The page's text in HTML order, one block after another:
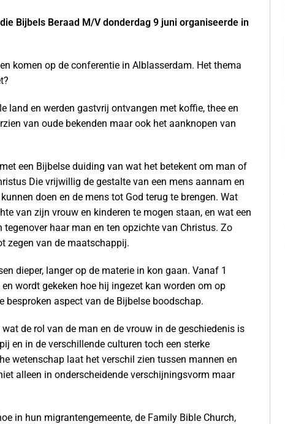
Bijbels Beraad M/V donderdag 9 juni organiseerde in
komen op de conferentie in Alblasserdam. Het thema
land en werden gastvrij ontvangen met koffie, thee en
van oude bekenden maar ook het aanknopen van
een Bijbelse duiding van wat het betekent om man of
Die vrijwillig de gestalte van een mens aannam en
doen en de mens tot God terug te brengen. Wat
van zijn vrouw en kinderen te mogen staan, en wat een
haar man en ten opzichte van Christus. Zo
zegen van de maatschappij.
dieper, langer op de materie in kon gaan. Vanaf 1
wordt gekeken hoe hij ingezet kan worden om op
aspect van de Bijbelse boodschap.
de rol van de man en de vrouw in de geschiedenis is
en in de verschillende culturen toch een sterke
wetenschap laat het verschil zien tussen mannen en
alleen in onderscheidende verschijningsvorm maar
in hun migrantengemeente, de Family Bible Church,